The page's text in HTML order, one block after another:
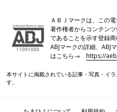
ＡＢＪマークは、この
著作権者からコンテン
であることを示す登録
ABJマークの詳細、ABJ
はこちら→https://
本サイトに掲載されている記事・写真・イ
す。